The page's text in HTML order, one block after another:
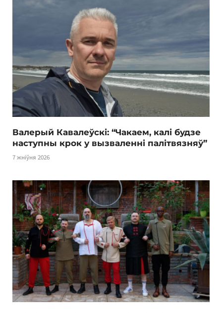
Валерый Кавалеўскі: “Чакаем, калі будзе
наступны крок у вызваленні палітвязняў”
7 жніўня 2026